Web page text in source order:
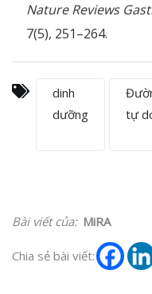
Nature Reviews
7(5), 251–264.
dinh
dưỡng
tự
Bài viết của: MiRA
Chia sẻ bài viết: